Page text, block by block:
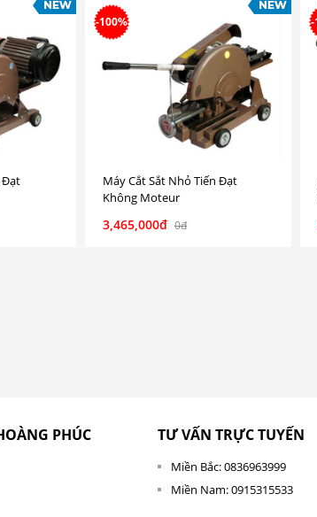
Đạt
-100%
Máy Cắt Sắt Nhỏ Tiến Đạt
Không Moteur
3,465,000đ 0đ
-
PHÚC TƯ VẤN TRỰC TUYẾN
Miền Bắc: 0836963999
Miền Nam: 0915315533